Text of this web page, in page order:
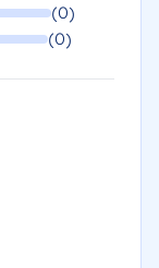
(0)
(0)